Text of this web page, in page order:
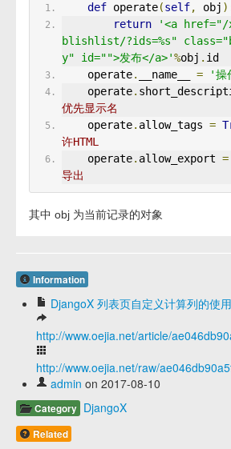
def operate(self, obj
return
'<a href="/
blishlist/?ids=%s"
y" id="">发布</a>'%obj . id
    operate
. __name__ = '操
    operate
.
优先显示名
    operate
. allow_tags =
许HTML
    operate
. allow_export =
导出
其中 obj 为当前记录的对象
Information
DjangoX 列表页自定义计算列的使用
http://www.oejia.net/article/
http://www.oejia.net/raw/
admin on 2017-08-10
Category DjangoX
Related